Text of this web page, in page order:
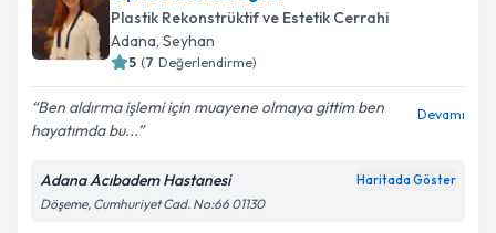
Plastik Rekonstrüktif ve Estetik Cerrahi
Adana, Seyhan
5 (7 Değerlendirme)
Ben aldırma işlemi için muayene olmaya gittim ben
hayatımda bu...
Devamı
Adana Acıbadem Hastanesi Haritada Göster
Döşeme, Cumhuriyet Cad. No:66 01130